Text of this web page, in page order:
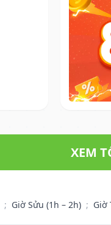
XEM
; Giờ Sửu (1h – 2h) ; Giờ